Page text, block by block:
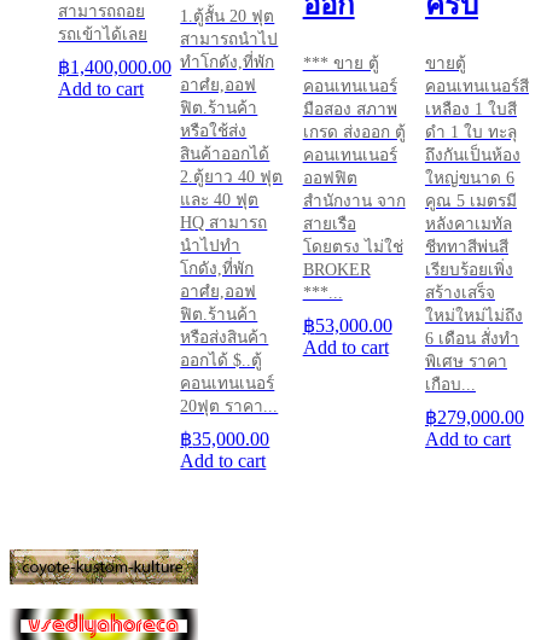
สามารถถอย
รถเข้าได้เลย
฿1,400,000.00
Add to cart
1.ตู้สั้น 20 ฟุต
สามารถนำไป
ทำโกดัง,ที่พัก
อาศํย,ออฟ
ฟิต.ร้านค้า
หรือใช้ส่ง
สินค้าออกได้
2.ตู้ยาว 40 ฟุต
และ 40 ฟุต
HQ สามารถ
นำไปทำ
โกดัง,ที่พัก
อาศํย,ออฟ
ฟิต.ร้านค้า
หรือส่งสินค้า
ออกได้ $..ตู้
คอนเทนเนอร์
20ฟุต ราคา...
฿35,000.00
Add to cart
*** ขาย ตู้
คอนเทนเนอร์
มือสอง สภาพ
เกรด ส่งออก ตู้
คอนเทนเนอร์
ออฟฟิต
สำนักงาน จาก
สายเรือ
โดยตรง ไม่ใช่
BROKER
***...
฿53,000.00
Add to cart
ขายตู้
คอนเทนเนอร์สี
เหลือง 1 ใบสี
ดำ 1 ใบ ทะลุ
ถึงกันเป็นห้อง
ใหญ่ขนาด 6
คูณ 5 เมตรมี
หลังคาเมทัล
ชีททาสีพ่นสี
เรียบร้อยเพิ่ง
สร้างเสร็จ
ใหม่ใหม่ไม่ถึง
6 เดือน สั่งทำ
พิเศษ ราคา
เกือบ...
฿279,000.00
Add to cart